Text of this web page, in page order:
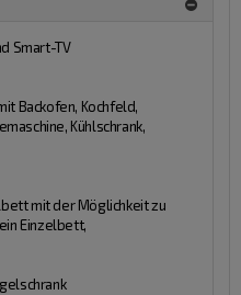
Smart-TV
Backofen, Kochfeld,
Kühlschrank,
mit der Möglichkeit zu
Einzelbett,